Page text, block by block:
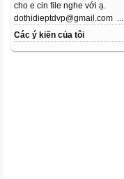
cho e cin file nghe với ạ.
dothidieptdvp@gmail.com ...
Các ý kiến của tôi